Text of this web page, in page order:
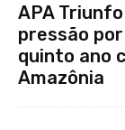
APA
pressão
quinto ano
Amazônia